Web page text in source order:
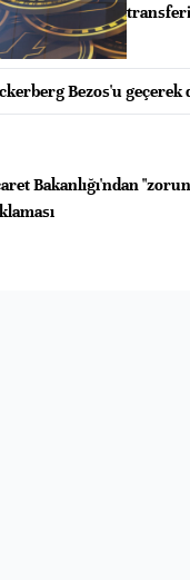
transferi
Bezos'u
Bakanlığı'ndan